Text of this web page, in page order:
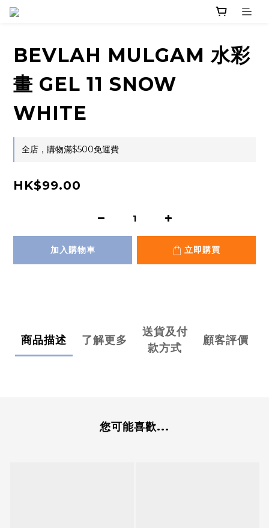
BEVLAH MULGAM 水彩
畫 GEL 11 SNOW
WHITE
全店，購物滿$500免運費
HK$99.00
加入購物車 立即購買
商品描述 了解更多
送貨及付
款方式
顧客評價
您可能喜歡...